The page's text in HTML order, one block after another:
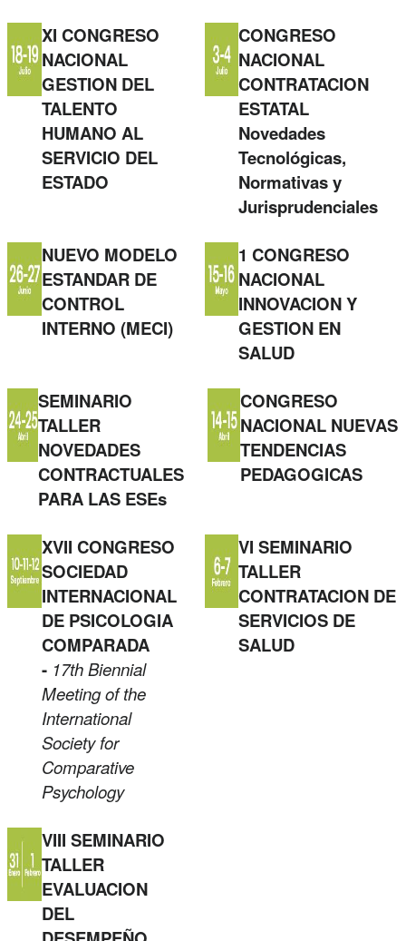
XI CONGRESO
NACIONAL
GESTION DEL
TALENTO
HUMANO AL
SERVICIO DEL
ESTADO
CONGRESO
NACIONAL
CONTRATACION
ESTATAL
Novedades
Tecnológicas,
Normativas y
Jurisprudenciales
NUEVO MODELO
ESTANDAR DE
CONTROL
INTERNO (MECI)
1 CONGRESO
NACIONAL
INNOVACION Y
GESTION EN
SALUD
SEMINARIO
TALLER
NOVEDADES
CONTRACTUALES
PARA LAS ESEs
CONGRESO
NACIONAL NUEVAS
TENDENCIAS
PEDAGOGICAS
XVII CONGRESO
SOCIEDAD
INTERNACIONAL
DE PSICOLOGIA
COMPARADA
- 17th Biennial
Meeting of the
International
Society for
Comparative
Psychology
VI SEMINARIO
TALLER
CONTRATACION DE
SERVICIOS DE
SALUD
VIII SEMINARIO
TALLER
EVALUACION
DEL